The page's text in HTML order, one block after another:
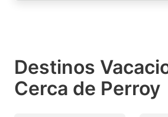
Destinos
Cerca de Perroy